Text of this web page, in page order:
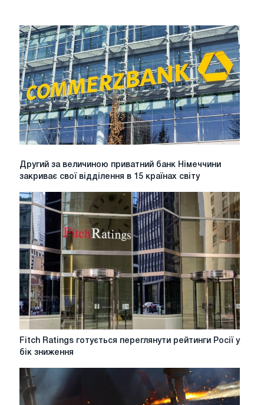
Другий
приватний
банк
Німеччини
закриває
свої
відділення
в
15
країнах
світу
Другий за величиною приватний банк Німеччини
закриває свої відділення в 15 країнах світу
Fitch
Ratings
переглянути
рейтинги
Росії
Fitch Ratings готується переглянути рейтинги Росії у
бік зниження